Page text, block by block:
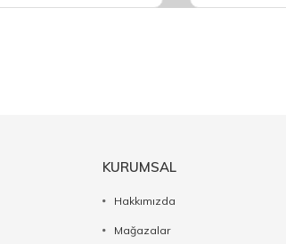
KURUMSAL
Hakkımızda
Mağazalar